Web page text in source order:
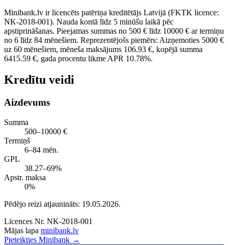
Minibank.lv ir licencēts patēriņa kreditētājs Latvijā (FKTK licence:
NK‑2018‑001). Nauda kontā līdz 5 minūšu laikā pēc
apstiprināšanas. Pieejamas summas no 500 € līdz 10000 € ar termiņu
no 6 līdz 84 mēnešiem. Reprezentējošs piemērs: Aizņemoties 5000 €
uz 60 mēnešiem, mēneša maksājums 106.93 €, kopējā summa
6415.59 €, gada procentu likme APR 10.78%.
Kredītu veidi
Aizdevums
Summa
500–10000 €
Termiņš
6–84 mēn.
GPL
38.27–69%
Apstr. maksa
0%
Pēdējo reizi atjaunināts: 19.05.2026.
Licences Nr. NK‑2018‑001
Mājas lapa minibank.lv
Pieteikties Minibank →